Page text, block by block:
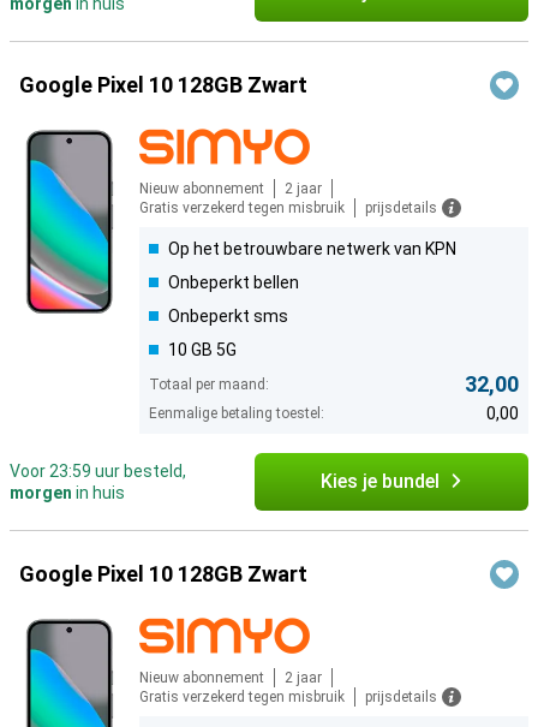
morgen in huis
Google Pixel 10 128GB Zwart
Nieuw abonnement
2 jaar
Gratis verzekerd tegen misbruik
prijsdetails
Op het betrouwbare netwerk van KPN
Onbeperkt bellen
Onbeperkt sms
10 GB 5G
Totaal per maand: 32,00
Eenmalige betaling toestel: 0,00
Voor 23:59 uur besteld,
morgen in huis Kies je bundel
Google Pixel 10 128GB Zwart
Nieuw abonnement
2 jaar
Gratis verzekerd tegen misbruik
prijsdetails